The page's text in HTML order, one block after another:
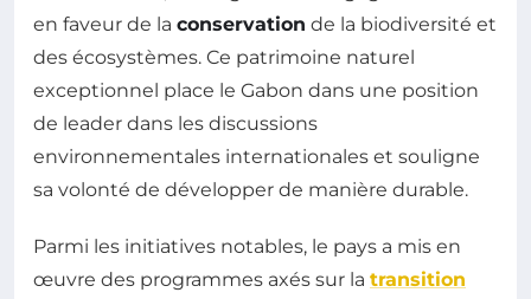
en faveur de la conservation de la biodiversité et
des écosystèmes. Ce patrimoine naturel
exceptionnel place le Gabon dans une position
de leader dans les discussions
environnementales internationales et souligne
sa volonté de développer de manière durable.
Parmi les initiatives notables, le pays a mis en
œuvre des programmes axés sur la transition